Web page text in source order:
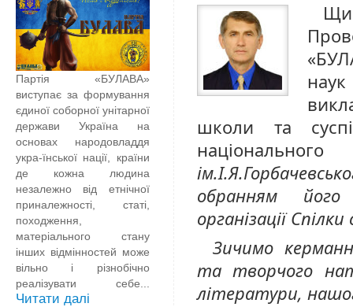
школи та
обранням його
організації
Зичимо
та творчого
літератури,
Партія «БУЛАВА»
виступає за формування
єдиної соборної унітарної
держави Україна на
основах народовладдя
укра-їнської нації, країни
де кожна людина
незалежно від етнічної
приналежності, статі,
походження,
матеріального стану
інших відмінностей може
вільно і різнобічно
реалізувати себе...
Читати далі